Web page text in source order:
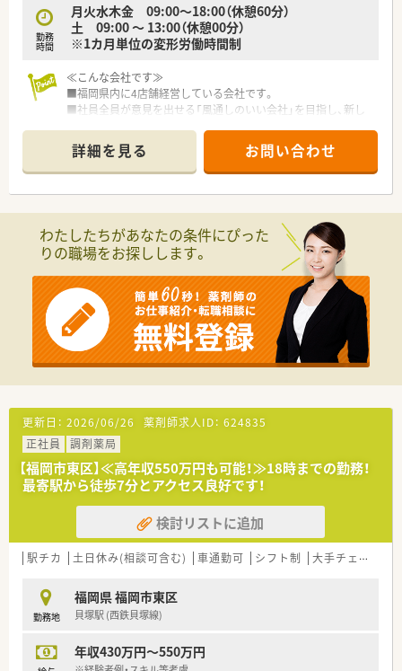
勤務
時間
月火水木金 09:00～18:00（休憩60分）
土 09:00 ～ 13:00（休憩00分）
※1カ月単位の変形労働時間制
≪こんな会社です≫
■福岡県内に4店舗経営している会社です。
■社員全員が意見を出せる「風通しのいい会社」を目指し、新し
■監査支援システムも導入済み。安全対策にも力を入れており、
安心してご就業頂ける環境です。
■東区箱崎に3店舗、朝倉に1店舗を展開する個人薬局です。
■薬局として禁煙指導にも力を入れていらっしゃいます。
詳細を見る お問い合わせ
わたしたちがあなたの条件にぴった
りの職場をお探しします。
更新日： 2026/06/26 薬剤師求人ID： 624835
正社員
調剤薬局
【福岡市東区】≪高年収550万円も可能！≫18時までの勤務！
最寄駅から徒歩7分とアクセス良好です！
検討リストに追加
駅チカ 土日休み(相談可含む) 車通勤可 シフト制 大手チェーン以外
勤務地
福岡県 福岡市東区
貝塚駅 (西鉄貝塚線)
年収430万円～550万円